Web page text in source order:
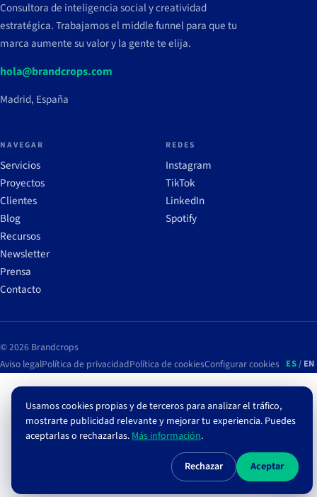
Consultora de inteligencia social y creatividad
estratégica. Trabajamos el middle funnel para que tu
marca aumente su valor y la gente te elija.
hola@brandcrops.com
Madrid, España
NAVEGAR
Servicios
Proyectos
Clientes
Blog
Recursos
Newsletter
Prensa
Contacto
REDES
Instagram
TikTok
LinkedIn
Spotify
© 2026 Brandcrops
Aviso legalPolítica de privacidadPolítica de cookiesConfigurar cookies ES/ EN
Usamos cookies propias y de terceros para analizar el tráfico,
mostrarte publicidad relevante y mejorar tu experiencia. Puedes
aceptarlas o rechazarlas.Más información.
Rechazar Aceptar